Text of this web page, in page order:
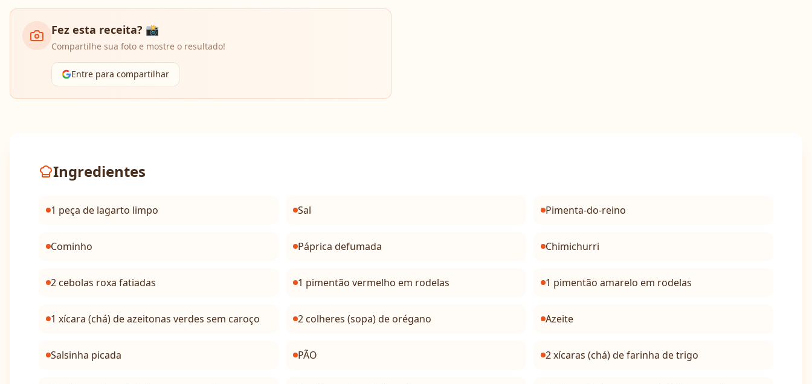
Fez esta receita? 📸
Compartilhe sua foto e mostre o resultado!
Entre para compartilhar
Ingredientes
1 peça de lagarto limpo Sal Pimenta-do-reino
Cominho Páprica defumada Chimichurri
2 cebolas roxa fatiadas 1 pimentão vermelho em rodelas 1 pimentão amarelo em rodelas
1 xícara (chá) de azeitonas verdes sem caroço 2 colheres (sopa) de orégano Azeite
Salsinha picada PÃO 2 xícaras (chá) de farinha de trigo